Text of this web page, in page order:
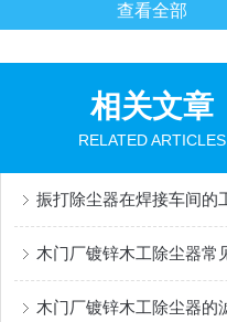
查看全部
相关文章
RELATED ARTICLES